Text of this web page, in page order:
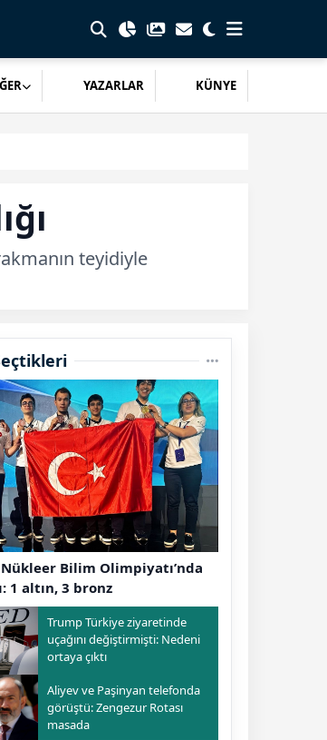
YAZARLAR KÜNYE
teyidiyle
Bilim Olimpiyatı’nda
1 altın, 3 bronz
Trump Türkiye ziyaretinde
uçağını değiştirmişti: Nedeni
ortaya çıktı
Aliyev ve Paşinyan telefonda
görüştü: Zengezur Rotası
masada